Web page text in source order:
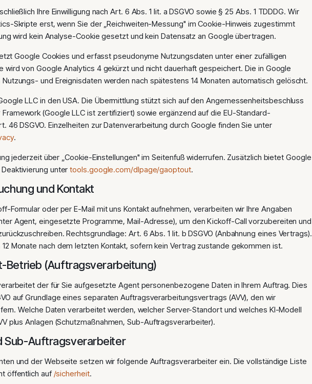
Ihre Einwilligung nach Art. 6 Abs. 1 lit. a DSGVO sowie § 25 Abs. 1 TDDDG. Wir
Skripte erst, wenn Sie der „Reichweiten-Messung" im Cookie-Hinweis zugestimmt
wird kein Analyse-Cookie gesetzt und kein Datensatz an Google übertragen.
Google Cookies und erfasst pseudonyme Nutzungsdaten unter einer zufälligen
wird von Google Analytics 4 gekürzt und nicht dauerhaft gespeichert. Die in Google
und Ereignisdaten werden nach spätestens 14 Monaten automatisch gelöscht.
LLC in den USA. Die Übermittlung stützt sich auf den Angemessenheitsbeschluss
Framework (Google LLC ist zertifiziert) sowie ergänzend auf die EU-Standard-
46 DSGVO. Einzelheiten zur Datenverarbeitung durch Google finden Sie unter
.
jederzeit über „Cookie-Einstellungen" im Seitenfuß widerrufen. Zusätzlich bietet Google
unter tools.google.com/dlpage/gaoptout.
und Kontakt
Formular oder per E-Mail mit uns Kontakt aufnehmen, verarbeiten wir Ihre Angaben
Agent, eingesetzte Programme, Mail-Adresse), um den Kickoff-Call vorzubereiten und
Rechtsgrundlage: Art. 6 Abs. 1 lit. b DSGVO (Anbahnung eines Vertrags).
Monate nach dem letzten Kontakt, sofern kein Vertrag zustande gekommen ist.
Betrieb (Auftragsverarbeitung)
der für Sie aufgesetzte Agent personenbezogene Daten in Ihrem Auftrag. Dies
auf Grundlage eines separaten Auftragsverarbeitungsvertrags (AVV), den wir
Welche Daten verarbeitet werden, welcher Server-Standort und welches KI-Modell
plus Anlagen (Schutzmaßnahmen, Sub-Auftragsverarbeiter).
Sub-Auftragsverarbeiter
und der Webseite setzen wir folgende Auftragsverarbeiter ein. Die vollständige Liste
öffentlich auf /sicherheit.